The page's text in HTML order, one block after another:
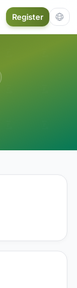
Register